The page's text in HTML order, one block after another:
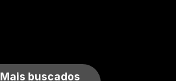
Mais buscados